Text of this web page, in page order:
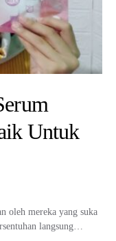
Untuk
oleh mereka yang suka
langsung…